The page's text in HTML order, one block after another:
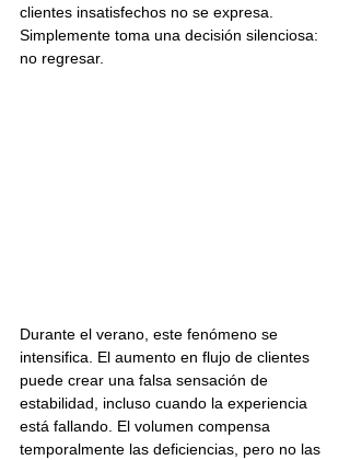
clientes insatisfechos no se expresa.
Simplemente toma una decisión silenciosa:
no regresar.
Durante el verano, este fenómeno se
intensifica. El aumento en flujo de clientes
puede crear una falsa sensación de
estabilidad, incluso cuando la experiencia
está fallando. El volumen compensa
temporalmente las deficiencias, pero no las